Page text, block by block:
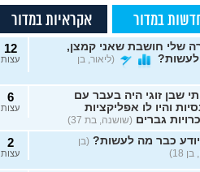
במדור אקראיות במדור
שלי חושבת שאני קמצן,
(ליאור, בן
12
עצות
שבן זוגי היה בעבר עם
והיו לו אפליקציות
גברים (שושנה, בת 37)
6
עצות
כבר מה לעשות? (בן
18)
2
עצות